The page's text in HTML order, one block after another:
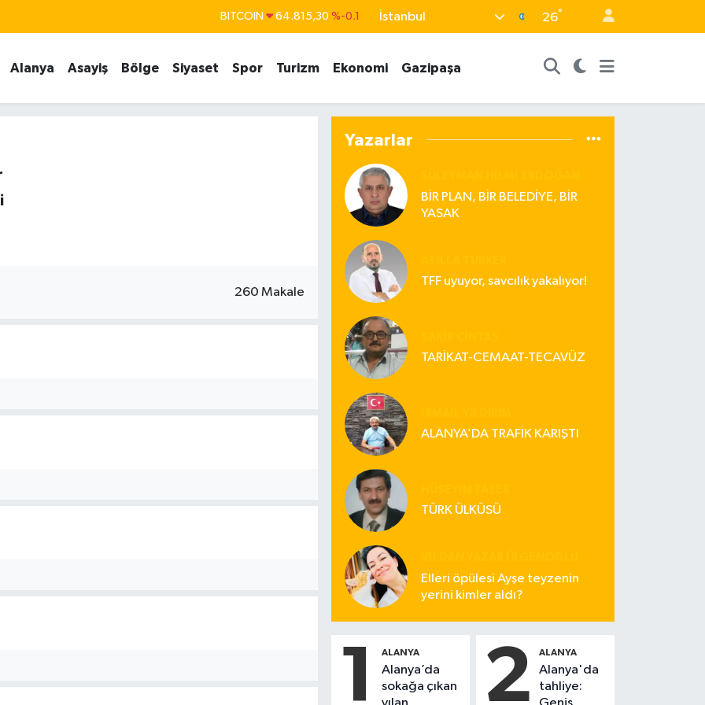
BITCOIN 64.815,30 %-0.1
EURO 55,2510 %0.32
STERLİN 64,4811 %0.38
İstanbul 26°
Alanya Asayiş Bölge Siyaset Spor Turizm Ekonomi Gazipaşa
260 Makale
Yazarlar
BİR PLAN, BİR BELEDİYE, BİR
YASAK
TFF uyuyor, savcılık yakalıyor!
TARİKAT-CEMAAT-TECAVÜZ
ALANYA’DA TRAFİK KARIŞTI
TÜRK ÜLKÜSÜ
Elleri öpülesi Ayşe teyzenin
yerini kimler aldı?
1 ALANYA
Alanya’da
sokağa çıkan
2 ALANYA
Alanya'da
tahliye: